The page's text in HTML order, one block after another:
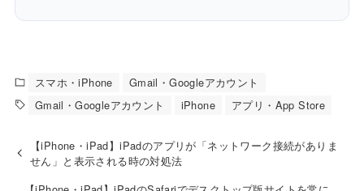
スマホ・iPhone
Gmail・Googleアカウント
Gmail・Googleアカウント
iPhone アプリ・App Store
【iPhone・iPad】iPadのアプリが「ネットワーク接続がありま
せん」と表示される時の対処法